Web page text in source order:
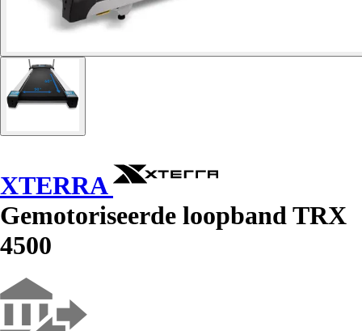
XTERRA
Gemotoriseerde loopband TRX
4500